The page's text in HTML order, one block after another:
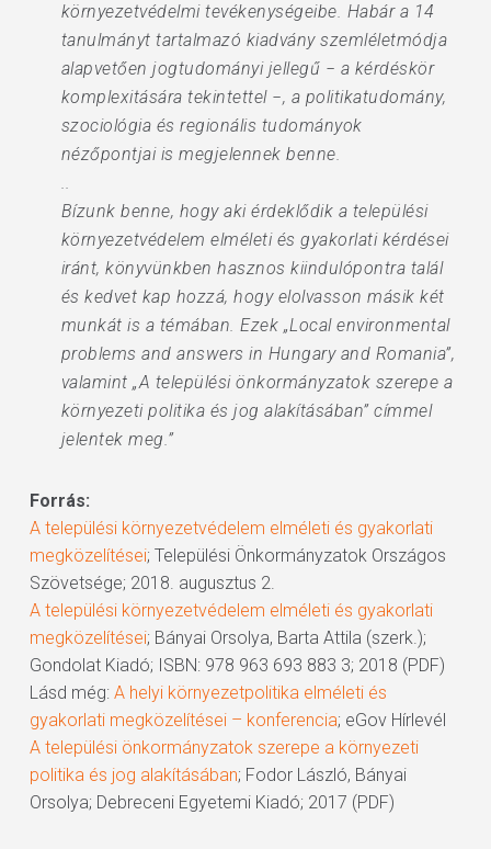
környezetvédelmi tevékenységeibe. Habár a 14
tanulmányt tartalmazó kiadvány szemléletmódja
alapvetően jogtudományi jellegű − a kérdéskör
komplexitására tekintettel −, a politikatudomány,
szociológia és regionális tudományok
nézőpontjai is megjelennek benne.
..
Bízunk benne, hogy aki érdeklődik a települési
környezetvédelem elméleti és gyakorlati kérdései
iránt, könyvünkben hasznos kiindulópontra talál
és kedvet kap hozzá, hogy elolvasson másik két
munkát is a témában. Ezek „Local environmental
problems and answers in Hungary and Romania”,
valamint „A települési önkormányzatok szerepe a
környezeti politika és jog alakításában” címmel
jelentek meg.”
Forrás:
A települési környezetvédelem elméleti és gyakorlati
megközelítései; Települési Önkormányzatok Országos
Szövetsége; 2018. augusztus 2.
A települési környezetvédelem elméleti és gyakorlati
megközelítései; Bányai Orsolya, Barta Attila (szerk.);
Gondolat Kiadó; ISBN: 978 963 693 883 3; 2018 (PDF)
Lásd még: A helyi környezetpolitika elméleti és
gyakorlati megközelítései – konferencia; eGov Hírlevél
A települési önkormányzatok szerepe a környezeti
politika és jog alakításában; Fodor László, Bányai
Orsolya; Debreceni Egyetemi Kiadó; 2017 (PDF)